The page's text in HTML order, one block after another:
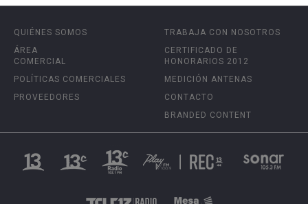
QUIÉNES SOMOS
ÁREA
COMERCIAL
POLÍTICAS COMERCIALES
PROVEEDORES
TRABAJA CON NOSOTROS
CERTIFICADO DE
HONORARIOS 2012
MEDICIÓN ANTENAS
CONTACTO
BRANDED CONTENT